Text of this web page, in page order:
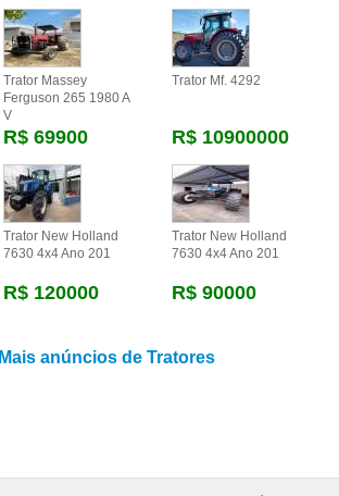
Trator Massey
Ferguson 265 1980 A
V
R$ 69900
Trator Mf. 4292
R$ 10900000
Trator New Holland
7630 4x4 Ano 201
R$ 120000
Trator New Holland
7630 4x4 Ano 201
R$ 90000
Mais anúncios de Tratores